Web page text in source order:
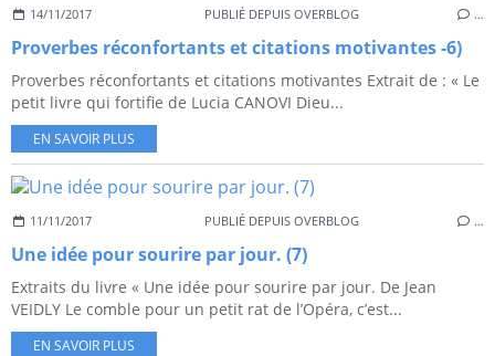
14/11/2017 PUBLIÉ DEPUIS OVERBLOG …
Proverbes réconfortants et citations motivantes -6)
Proverbes réconfortants et citations motivantes Extrait de : « Le
petit livre qui fortifie de Lucia CANOVI Dieu...
EN SAVOIR PLUS
11/11/2017 PUBLIÉ DEPUIS OVERBLOG …
Une idée pour sourire par jour. (7)
Extraits du livre « Une idée pour sourire par jour. De Jean
VEIDLY Le comble pour un petit rat de l’Opéra, c’est...
EN SAVOIR PLUS